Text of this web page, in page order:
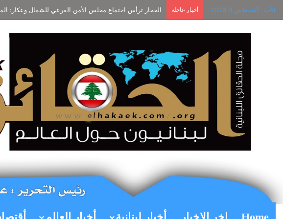
الأحد, أغسطس 9 2026 أخبار عاجلة الحجار ترأس اجتماع مجلس الأمن الفرعي للشمال وعكار: